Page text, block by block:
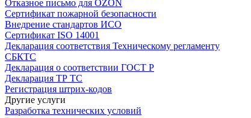
Отказное письмо для OZON
Сертификат пожарной безопасности
Внедрение стандартов ИСО
Сертификат ISO 14001
Декларация соответствия Техническому регламенту
СБКТС
Декларация о соответствии ГОСТ Р
Декларация ТР ТС
Регистрация штрих-кодов
Другие услуги
Разработка технических условий